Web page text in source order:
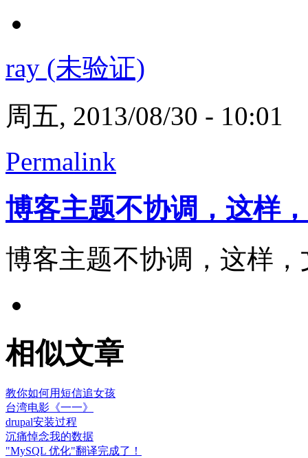
ray (未验证)
周五, 2013/08/30 - 10:01
Permalink
博客主题不协调，这样
博客主题不协调，这样
相似文章
教你如何用短信追女孩
台湾电影《一一》
drupal安装过程
沉痛悼念我的数据
"MySQL 优化"翻译完成了！